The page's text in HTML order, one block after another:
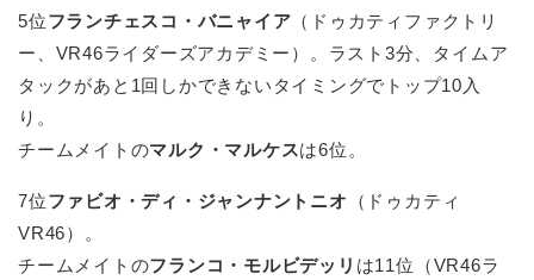
5位フランチェスコ・バニャイア （ドゥカティファクトリ
ー、VR46ライダーズアカデミー）。ラスト3分、タイムア
タックがあと1回しかできないタイミングでトップ10入
り。
チームメイトのマルク・マルケスは6位。
7位ファビオ・ディ・ジャンナントニオ
（ドゥカティ
VR46）。
チームメイトのフランコ・モルビデッリ は11位（VR46ラ